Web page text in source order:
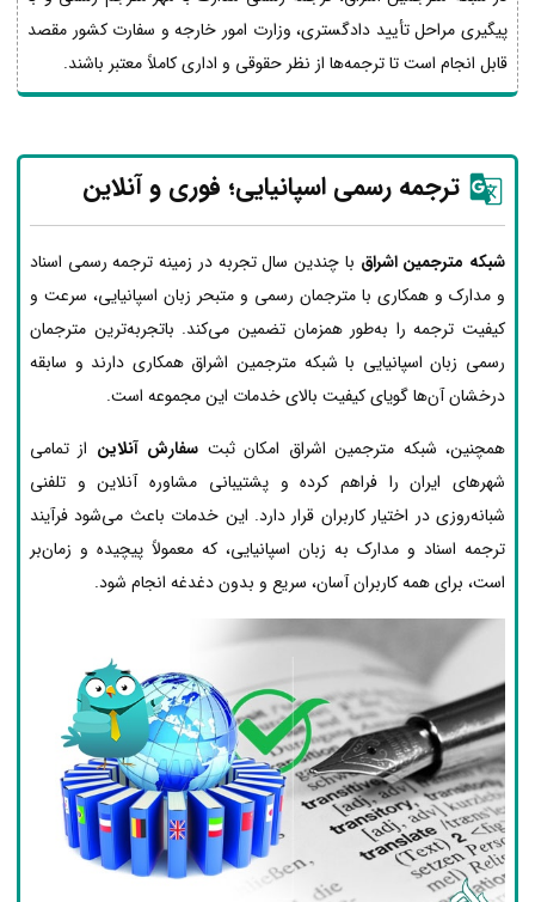
پیگیری مراحل تأیید دادگستری، وزارت امور خارجه و سفارت کشور مقصد
قابل انجام است تا ترجمه‌ها از نظر حقوقی و اداری کاملاً معتبر باشند.
ترجمه رسمی اسپانیایی؛ فوری و آنلاین
شبکه مترجمین اشراق با چندین سال تجربه در زمینه ترجمه رسمی اسناد
و مدارک و همکاری با مترجمان رسمی و متبحر زبان اسپانیایی، سرعت و
کیفیت ترجمه را به‌طور همزمان تضمین می‌کند. باتجربه‌ترین مترجمان
رسمی زبان اسپانیایی با شبکه مترجمین اشراق همکاری دارند و سابقه
درخشان آن‌ها گویای کیفیت بالای خدمات این مجموعه است.
همچنین، شبکه مترجمین اشراق امکان ثبت سفارش آنلاین از تمامی
شهرهای ایران را فراهم کرده و پشتیبانی مشاوره آنلاین و تلفنی
شبانه‌روزی در اختیار کاربران قرار دارد. این خدمات باعث می‌شود فرآیند
ترجمه اسناد و مدارک به زبان اسپانیایی، که معمولاً پیچیده و زمان‌بر
است، برای همه کاربران آسان، سریع و بدون دغدغه انجام شود.